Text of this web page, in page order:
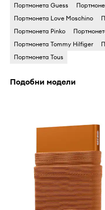
Портмонета Guess
Портмонета Love Moschino
Портмонета Pinko
Портмонета Tommy Hilfiger
Портмонета Tous
Подобни модели